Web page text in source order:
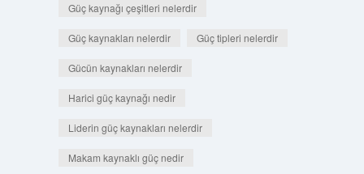
Güç kaynağı çeşitleri nelerdir
Güç kaynakları nelerdir Güç tipleri nelerdir
Gücün kaynakları nelerdir
Harici güç kaynağı nedir
Liderin güç kaynakları nelerdir
Makam kaynaklı güç nedir